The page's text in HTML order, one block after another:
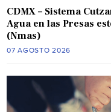
CDMX – Sistema
Agua en las Presas
(Nmas)
07 AGOSTO 2026